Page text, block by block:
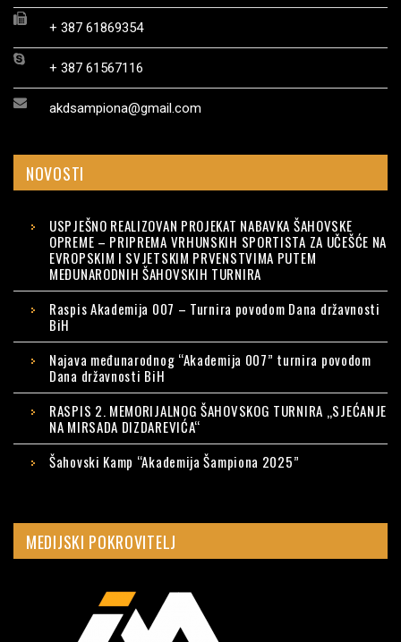
+ 387 61869354
+ 387 61567116
akdsampiona@gmail.com
NOVOSTI
USPJEŠNO REALIZOVAN PROJEKAT NABAVKA ŠAHOVSKE
OPREME – PRIPREMA VRHUNSKIH SPORTISTA ZA UČEŠĆE NA
EVROPSKIM I SVJETSKIM PRVENSTVIMA PUTEM
MEĐUNARODNIH ŠAHOVSKIH TURNIRA
Raspis Akademija 007 – Turnira povodom Dana državnosti
BiH
Najava međunarodnog “Akademija 007” turnira povodom
Dana državnosti BiH
RASPIS 2. MEMORIJALNOG ŠAHOVSKOG TURNIRA „SJEĆANJE
NA MIRSADA DIZDAREVIĆA“
Šahovski Kamp “Akademija Šampiona 2025”
MEDIJSKI POKROVITELJ